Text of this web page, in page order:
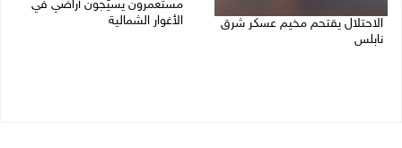
الاحتلال يقتحم مخيم عسكر شرق
نابلس
مستعمرون يسيّجون أراضي في
الأغوار الشمالية